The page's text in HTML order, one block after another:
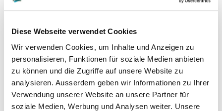
Diese Webseite verwendet Cookies
Wir verwenden Cookies, um Inhalte und Anzeigen zu
personalisieren, Funktionen für soziale Medien anbieten
zu können und die Zugriffe auf unsere Website zu
analysieren. Ausserdem geben wir Informationen zu Ihrer
Verwendung unserer Website an unsere Partner für
soziale Medien, Werbung und Analysen weiter. Unsere
Internet danach, wie eine Teekanne und eine
versteht. Anschliessend zeichnet es einige Bilder
von Avocado-Teekannen, die so authentisch
aussehen, dass man sie nicht von einem echten Foto
unterscheiden kann. Wohlgemerkt: das Programm
hat die Avocado-artige Teekanne aus dem frisch
Gelernten frei erfunden und gezeichnet.